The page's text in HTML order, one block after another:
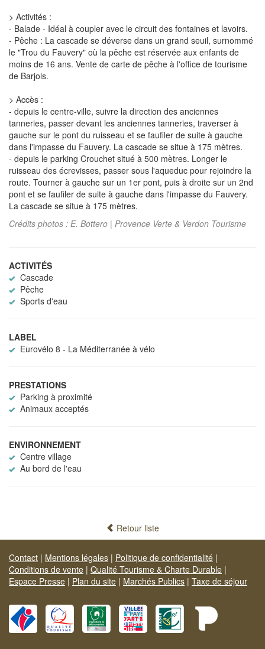
> Activités :
- Balade - Idéal à coupler avec le circuit des fontaines et lavoirs.
- Pêche : La cascade se déverse dans un grand seuil, surnommé
le "Trou du Fauvery" où la pêche est réservée aux enfants de
moins de 16 ans. Vente de carte de pêche à l'office de tourisme
de Barjols.
> Accès :
- depuis le centre-ville, suivre la direction des anciennes
tanneries, passer devant les anciennes tanneries, traverser à
gauche sur le pont du ruisseau et se faufiler de suite à gauche
dans l'impasse du Fauvery. La cascade se situe à 175 mètres.
- depuis le parking Crouchet situé à 500 mètres. Longer le
ruisseau des écrevisses, passer sous l'aqueduc pour rejoindre la
route. Tourner à gauche sur un 1er pont, puis à droite sur un 2nd
pont et se faufiler de suite à gauche dans l'impasse du Fauvery.
La cascade se situe à 175 mètres.
Crédits photos : E. Bottero | Provence Verte & Verdon Tourisme
ACTIVITÉS
Cascade
Pêche
Sports d'eau
LABEL
Eurovélo 8 - La Méditerranée à vélo
PRESTATIONS
Parking à proximité
Animaux acceptés
ENVIRONNEMENT
Centre village
Au bord de l'eau
Retour liste
Contact | Mentions légales | Politique de confidentialité |
Conditions de vente | Qualité Tourisme & Charte Durable |
Espace Presse | Plan du site | Marchés Publics | Taxe de séjour